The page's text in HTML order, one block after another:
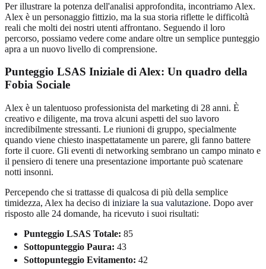
Per illustrare la potenza dell'analisi approfondita, incontriamo Alex.
Alex è un personaggio fittizio, ma la sua storia riflette le difficoltà
reali che molti dei nostri utenti affrontano. Seguendo il loro
percorso, possiamo vedere come andare oltre un semplice punteggio
apra a un nuovo livello di comprensione.
Punteggio LSAS Iniziale di Alex: Un quadro della
Fobia Sociale
Alex è un talentuoso professionista del marketing di 28 anni. È
creativo e diligente, ma trova alcuni aspetti del suo lavoro
incredibilmente stressanti. Le riunioni di gruppo, specialmente
quando viene chiesto inaspettatamente un parere, gli fanno battere
forte il cuore. Gli eventi di networking sembrano un campo minato e
il pensiero di tenere una presentazione importante può scatenare
notti insonni.
Percependo che si trattasse di qualcosa di più della semplice
timidezza, Alex ha deciso di iniziare la sua valutazione. Dopo aver
risposto alle 24 domande, ha ricevuto i suoi risultati:
Punteggio LSAS Totale: 85
Sottopunteggio Paura: 43
Sottopunteggio Evitamento: 42